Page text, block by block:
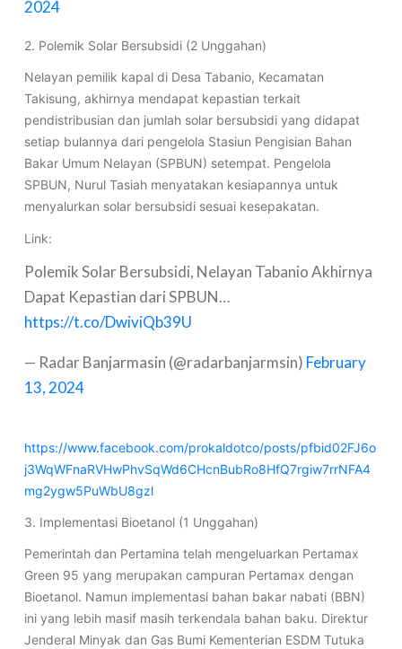
2024
2. Polemik Solar Bersubsidi (2 Unggahan)
Nelayan pemilik kapal di Desa Tabanio, Kecamatan
Takisung, akhirnya mendapat kepastian terkait
pendistribusian dan jumlah solar bersubsidi yang didapat
setiap bulannya dari pengelola Stasiun Pengisian Bahan
Bakar Umum Nelayan (SPBUN) setempat. Pengelola
SPBUN, Nurul Tasiah menyatakan kesiapannya untuk
menyalurkan solar bersubsidi sesuai kesepakatan.
Link:
Polemik Solar Bersubsidi, Nelayan Tabanio Akhirnya
Dapat Kepastian dari SPBUN…
https://t.co/DwiviQb39U
— Radar Banjarmasin (@radarbanjarmsin) February
13, 2024
https://www.facebook.com/prokaldotco/posts/pfbid02FJ6o
j3WqWFnaRVHwPhvSqWd6CHcnBubRo8HfQ7rgiw7rrNFA4
mg2ygw5PuWbU8gzl
3. Implementasi Bioetanol (1 Unggahan)
Pemerintah dan Pertamina telah mengeluarkan Pertamax
Green 95 yang merupakan campuran Pertamax dengan
Bioetanol. Namun implementasi bahan bakar nabati (BBN)
ini yang lebih masif masih terkendala bahan baku. Direktur
Jenderal Minyak dan Gas Bumi Kementerian ESDM Tutuka